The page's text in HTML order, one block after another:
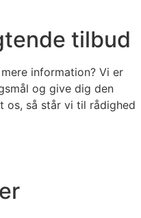
tilbud
information? Vi er
og give dig den
os, så står vi til rådighed